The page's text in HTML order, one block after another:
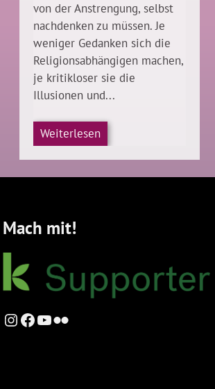
von der Anstrengung, selbst
nachdenken zu müssen. Je
weniger Gedanken sich die
Religionsabhängigen machen,
je kritikloser sie die
Illusionen und...
Weiterlesen
Mach mit!
Instagram
Facebook
YouTube
Flickr